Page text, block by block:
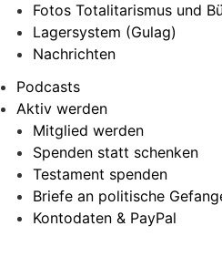
Fotos Totalitarismus und
Lagersystem (Gulag)
Nachrichten
Podcasts
Aktiv werden
Mitglied werden
Spenden statt schenken
Testament spenden
Briefe an politische
Kontodaten & PayPal